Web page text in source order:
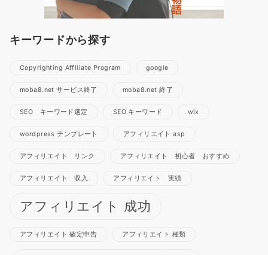
キーワードから探す
Copyrighting Affiliate Program google
moba8.net サービス終了 moba8.net 終了
SEO キーワード選定 SEO キーワード wix
wordpress テンプレート アフィリエイト asp
アフィリエイト リンク アフィリエイト 初心者 おすすめ
アフィリエイト 収入 アフィリエイト 実績
アフィリエイト 成功
アフィリエイト 確定申告 アフィリエイト 種類